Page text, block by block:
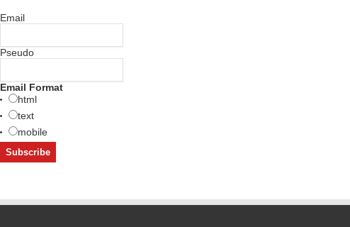
Email
Pseudo
Email Format
html
text
mobile